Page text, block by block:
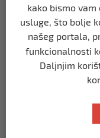
SVIJET
Brod
i
vijori
prije 10
kako bismo
usluge, što bolje
našeg portala,
funkcionalnosti
Daljnjim